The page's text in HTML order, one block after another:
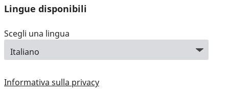
Lingue disponibili
Scegli una lingua
Informativa sulla privacy